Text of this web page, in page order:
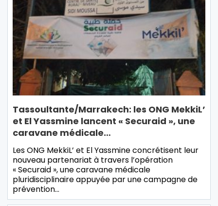
Tassoultante/Marrakech: les ONG MekkiL’
et El Yassmine lancent « Securaid », une
caravane médicale…
Les ONG MekkiL’ et El Yassmine concrétisent leur
nouveau partenariat à travers l’opération
« Securaid », une caravane médicale
pluridisciplinaire appuyée par une campagne de
prévention…